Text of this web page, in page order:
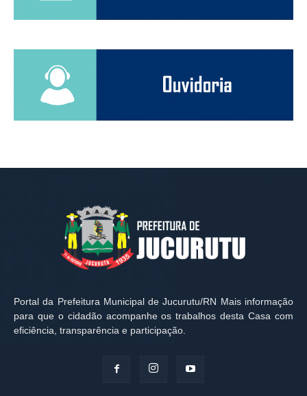
Portal da Prefeitura Municipal de Jucurutu/RN Mais informação
para que o cidadão acompanhe os trabalhos desta Casa com
eficiência, transparência e participação.